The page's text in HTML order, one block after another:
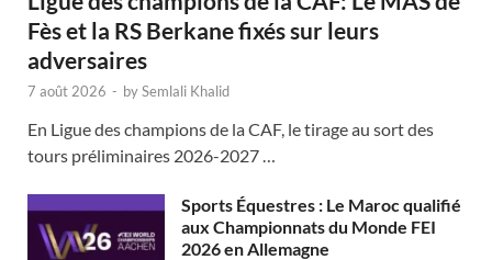
Fès et la RS Berkane fixés sur leurs
adversaires
7 août 2026 - bySemlali Khalid
En Ligue des champions de la CAF, le tirage au sort des
tours préliminaires 2026-2027 …
Sports Équestres : Le Maroc qualifié
aux Championnats du Monde FEI
2026 en Allemagne